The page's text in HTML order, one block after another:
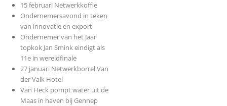
15 februari Netwerkkoffie
Ondernemersavond in teken
van innovatie en export
Ondernemer van het Jaar
topkok Jan Smink eindigt als
11e in wereldfinale
27 januari Netwerkborrel Van
der Valk Hotel
Van Heck pompt water uit de
Maas in haven bij Gennep